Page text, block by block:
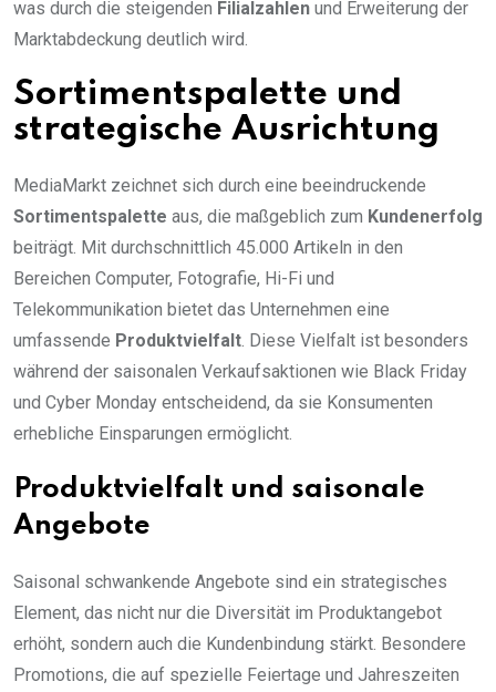
was durch die steigenden Filialzahlen und Erweiterung der
Marktabdeckung deutlich wird.
Sortimentspalette und
strategische Ausrichtung
MediaMarkt zeichnet sich durch eine beeindruckende
Sortimentspalette aus, die maßgeblich zum Kundenerfolg
beiträgt. Mit durchschnittlich 45.000 Artikeln in den
Bereichen Computer, Fotografie, Hi-Fi und
Telekommunikation bietet das Unternehmen eine
umfassende Produktvielfalt . Diese Vielfalt ist besonders
während der saisonalen Verkaufsaktionen wie Black Friday
und Cyber Monday entscheidend, da sie Konsumenten
erhebliche Einsparungen ermöglicht.
Produktvielfalt und saisonale
Angebote
Saisonal schwankende Angebote sind ein strategisches
Element, das nicht nur die Diversität im Produktangebot
erhöht, sondern auch die Kundenbindung stärkt. Besondere
Promotions, die auf spezielle Feiertage und Jahreszeiten